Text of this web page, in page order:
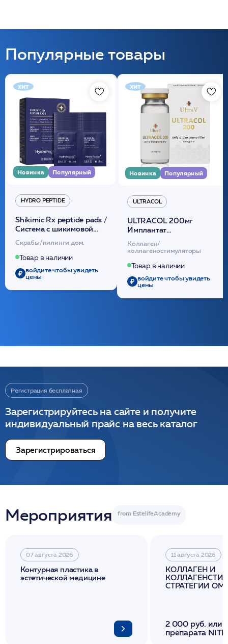
Популярные товары
хит
Новинка Популярный
HYDRO PEPTIDE
Shikimic Rx peptide pads /
Cистема с шикимовой
кислотой обновляющая
(30шт) /HP
Скрабы/пилинги дом.
Товар в наличии
войдите чтобы увидеть
цены
хит
Новинка Популярный
ULTRACOL
ULTRACOL 200мг
Имплантат
внутридермальный,
стерильный на основе
полидиоксанона
/ULTRACOL
Коллаген/
коллагеностимуляторы
Товар в наличии
войдите чтобы увидеть
цены
Регистрация бесплатная
Зарегистрируйтесь на сайте и получите
индивидуальный прайс на весь каталог
Зарегистрироваться
Мероприятия
07 августа 2026
Контурная пластика в
эстетической медицине
11 августа 2026
КОЛЛАГЕН И
СТРАТЕГИИ
2 000 руб. или
препарата